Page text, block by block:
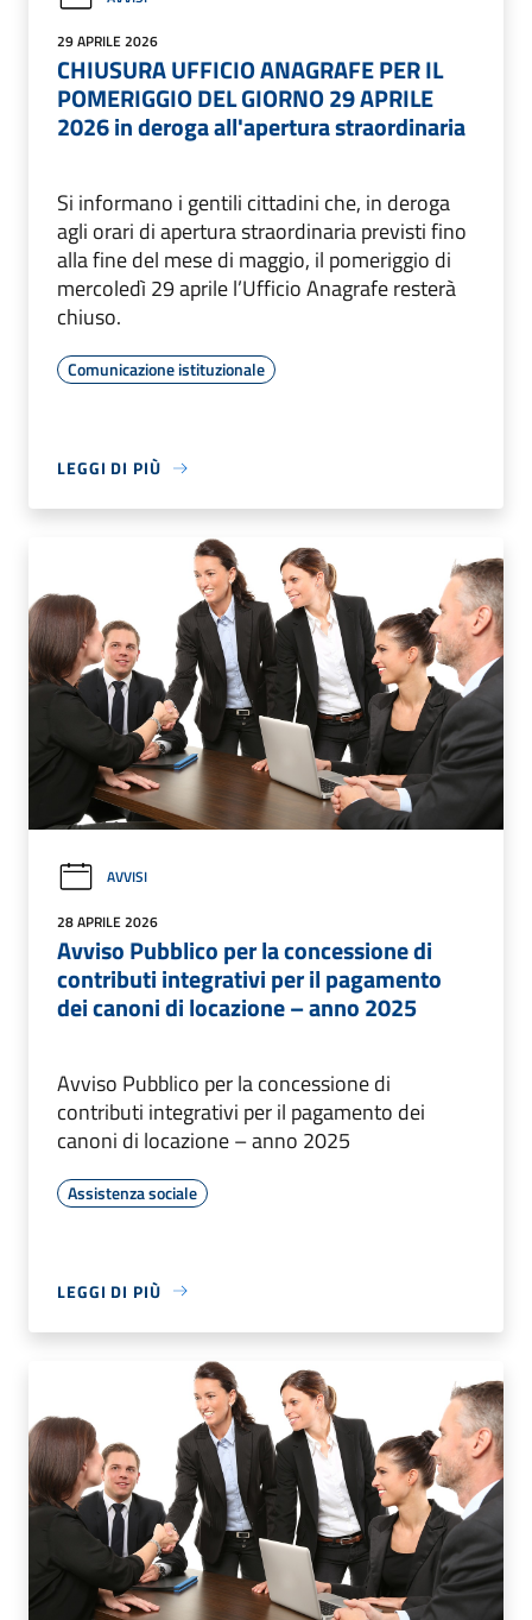
29 APRILE 2026
CHIUSURA UFFICIO ANAGRAFE PER IL
POMERIGGIO DEL GIORNO 29 APRILE
2026 in deroga all'apertura straordinaria
Si informano i gentili cittadini che, in deroga
agli orari di apertura straordinaria previsti fino
alla fine del mese di maggio, il pomeriggio di
mercoledì 29 aprile l’Ufficio Anagrafe resterà
chiuso.
Comunicazione istituzionale
LEGGI DI PIÙ
AVVISI
28 APRILE 2026
Avviso Pubblico per la concessione di
contributi integrativi per il pagamento
dei canoni di locazione – anno 2025
Avviso Pubblico per la concessione di
contributi integrativi per il pagamento dei
canoni di locazione – anno 2025
Assistenza sociale
LEGGI DI PIÙ